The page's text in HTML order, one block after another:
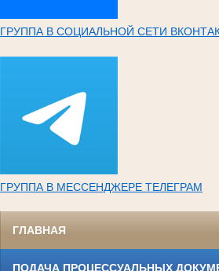
ГРУППА В СОЦИАЛЬНОЙ СЕТИ
ГРУППА В МЕССЕНДЖЕРЕ ТЕЛЕГРАМ
ГЛАВНАЯ
ПОДАЧА ПРОЦЕССУАЛЬНЫХ